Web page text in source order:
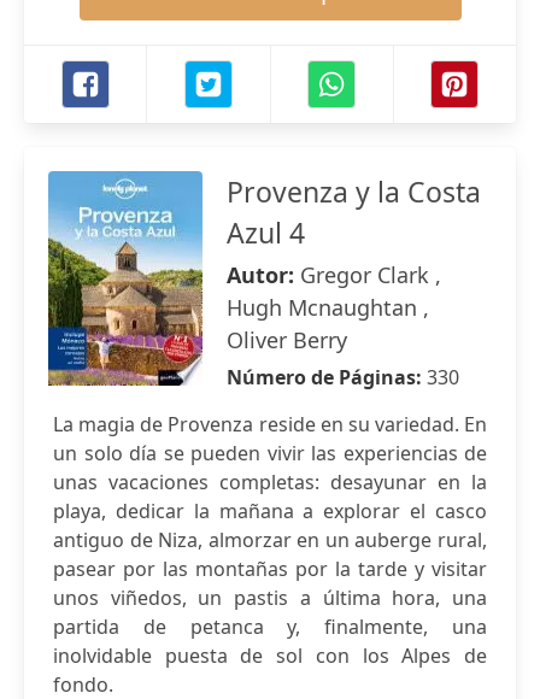
Provenza y la Costa
Azul 4
Autor: Gregor Clark ,
Hugh Mcnaughtan ,
Oliver Berry
Número de Páginas: 330
La magia de Provenza reside en su variedad. En
un solo día se pueden vivir las experiencias de
unas vacaciones completas: desayunar en la
playa, dedicar la mañana a explorar el casco
antiguo de Niza, almorzar en un auberge rural,
pasear por las montañas por la tarde y visitar
unos viñedos, un pastis a última hora, una
partida de petanca y, finalmente, una
inolvidable puesta de sol con los Alpes de
fondo.